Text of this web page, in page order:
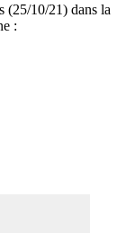
(25/10/21) dans la
: